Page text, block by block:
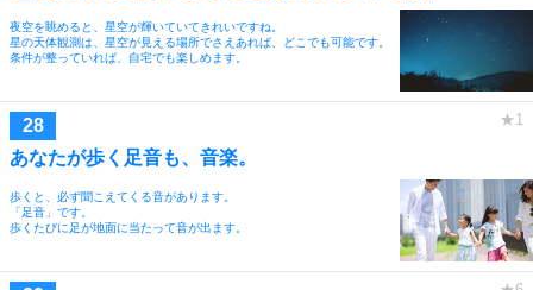
夜空を眺めると、星空が輝いていてきれいですね。
星の天体観測は、星空が見える場所でさえあれば、どこでも可能です。
条件が整っていれば、自宅でも楽しめます。
あなたが歩く足音も、音楽。
歩くと、必ず聞こえてくる音があります。
「足音」です。
歩くたびに足が地面に当たって音が出ます。